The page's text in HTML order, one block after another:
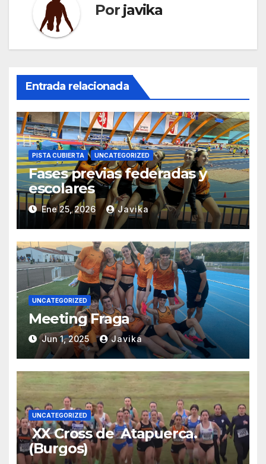
Por javika
Entrada relacionada
PISTA CUBIERTA UNCATEGORIZED
Fases previas federadas y
escolares
Ene 25, 2026 Javika
UNCATEGORIZED
Meeting Fraga
Jun 1, 2025 Javika
UNCATEGORIZED
XX Cross de Atapuerca.
(Burgos)